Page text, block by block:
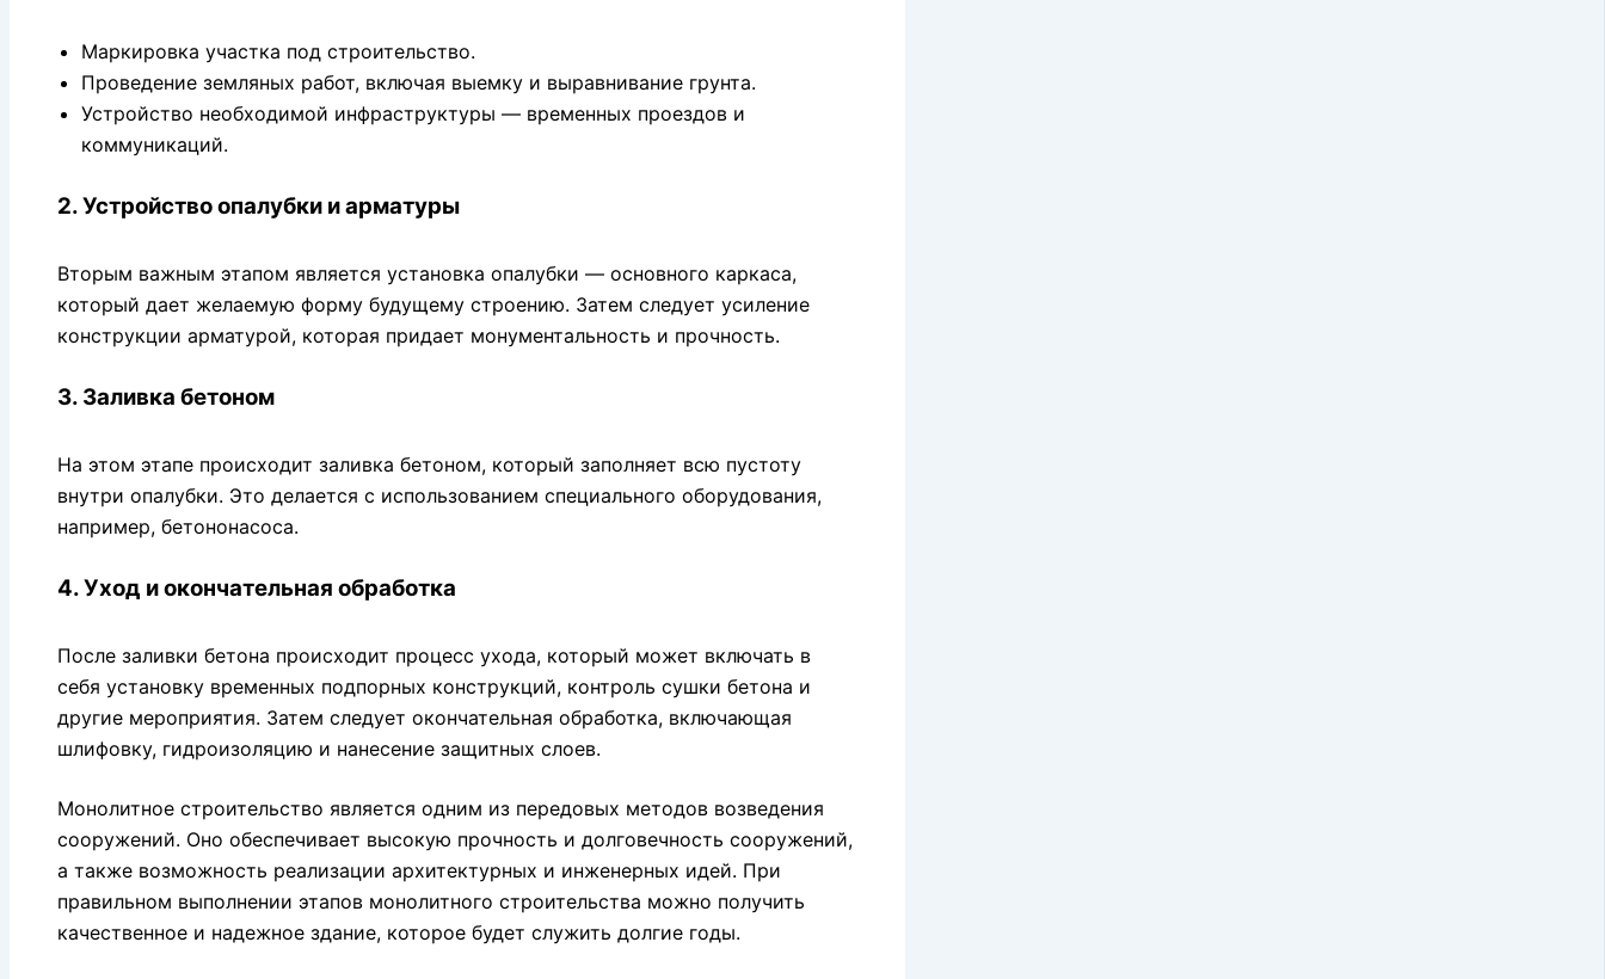
Маркировка участка под строительство.
Проведение земляных работ, включая выемку и выравнивание грунта.
Устройство необходимой инфраструктуры — временных проездов и
коммуникаций.
2. Устройство опалубки и арматуры
Вторым важным этапом является установка опалубки — основного каркаса,
который дает желаемую форму будущему строению. Затем следует усиление
конструкции арматурой, которая придает монументальность и прочность.
3. Заливка бетоном
На этом этапе происходит заливка бетоном, который заполняет всю пустоту
внутри опалубки. Это делается с использованием специального оборудования,
например, бетононасоса.
4. Уход и окончательная обработка
После заливки бетона происходит процесс ухода, который может включать в
себя установку временных подпорных конструкций, контроль сушки бетона и
другие мероприятия. Затем следует окончательная обработка, включающая
шлифовку, гидроизоляцию и нанесение защитных слоев.
Монолитное строительство является одним из передовых методов возведения
сооружений. Оно обеспечивает высокую прочность и долговечность сооружений,
а также возможность реализации архитектурных и инженерных идей. При
правильном выполнении этапов монолитного строительства можно получить
качественное и надежное здание, которое будет служить долгие годы.